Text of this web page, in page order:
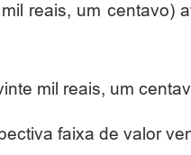
reais, um centavo)
mil reais, um
faixa de valor